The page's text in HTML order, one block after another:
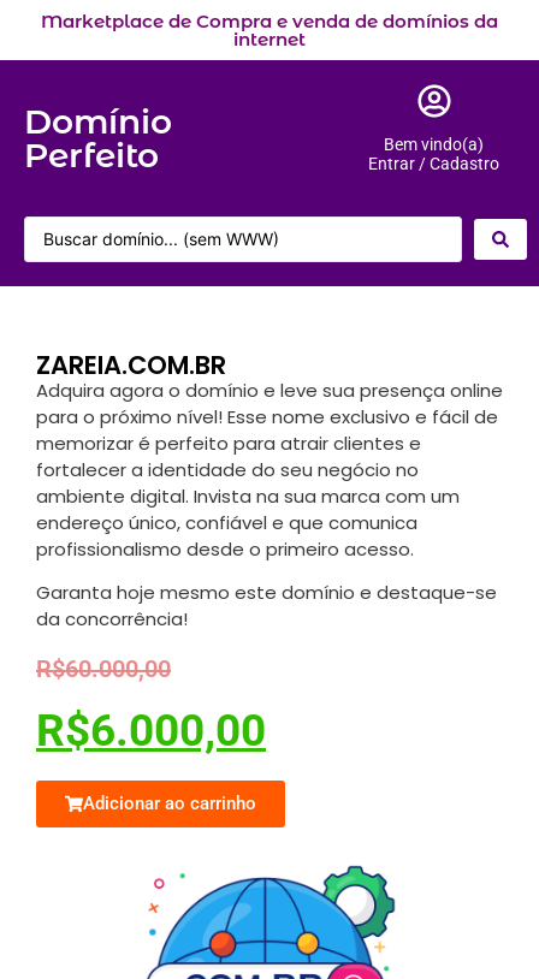
Marketplace de Compra e venda de domínios da
internet
Domínio
Perfeito
Bem vindo(a)
Entrar / Cadastro
ZAREIA.COM.BR
Adquira agora o domínio e leve sua presença online
para o próximo nível! Esse nome exclusivo e fácil de
memorizar é perfeito para atrair clientes e
fortalecer a identidade do seu negócio no
ambiente digital. Invista na sua marca com um
endereço único, confiável e que comunica
profissionalismo desde o primeiro acesso.
Garanta hoje mesmo este domínio e destaque-se
da concorrência!
R$60.000,00
R$6.000,00
Adicionar ao carrinho